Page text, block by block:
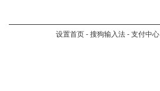
设置首页 - 搜狗输入法 - 支付中心